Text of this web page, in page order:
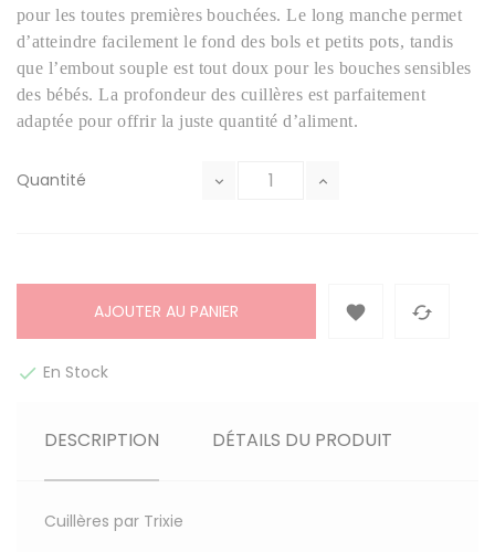
pour les toutes premières bouchées. Le long manche permet
d’atteindre facilement le fond des bols et petits pots, tandis
que l’embout souple est tout doux pour les bouches sensibles
des bébés. La profondeur des cuillères est parfaitement
adaptée pour offrir la juste quantité d’aliment.
Quantité
AJOUTER AU PANIER  
 En Stock
DESCRIPTION DÉTAILS DU PRODUIT
Cuillères par Trixie